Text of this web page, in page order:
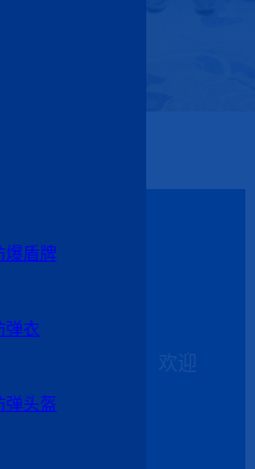
爆盾牌
弹衣
弹头盔
展的第一动力，欢迎
的沟通